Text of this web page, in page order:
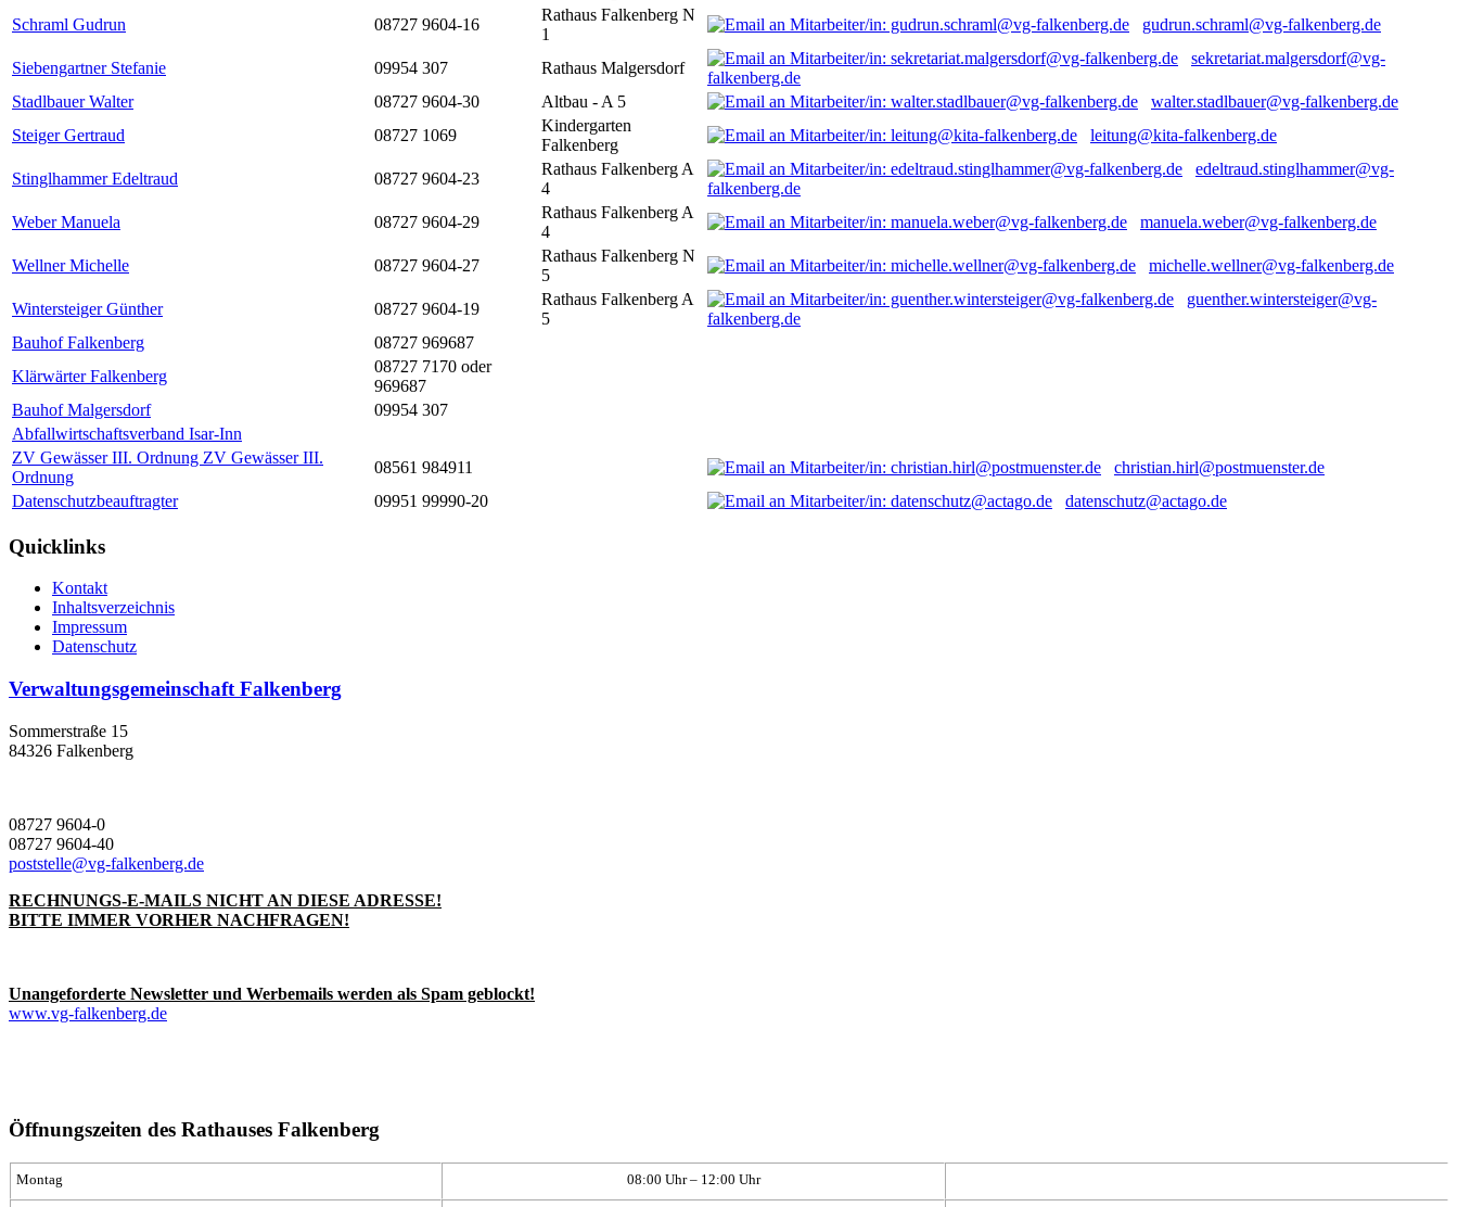
Schraml Gudrun 08727 9604-16
Rathaus Falkenberg N
1
gudrun.schraml@vg-falkenberg.de
Siebengartner Stefanie 09954 307 Rathaus Malgersdorf
sekretariat.malgersdorf@vg-
falkenberg.de
Stadlbauer Walter
08727 9604-30 Altbau - A 5
walter.stadlbauer@vg-falkenberg.de
Steiger Gertraud
08727 1069
Kindergarten
Falkenberg
leitung@kita-falkenberg.de
Stinglhammer Edeltraud 08727 9604-23
Rathaus Falkenberg A
4
edeltraud.stinglhammer@vg-
falkenberg.de
Weber Manuela
08727 9604-29
Rathaus Falkenberg A
4
manuela.weber@vg-falkenberg.de
Wellner Michelle 08727 9604-27
Rathaus Falkenberg N
5
michelle.wellner@vg-falkenberg.de
Wintersteiger Günther 08727 9604-19
Rathaus Falkenberg A
5
guenther.wintersteiger@vg-
falkenberg.de
Bauhof Falkenberg
08727 969687
Klärwärter Falkenberg
08727 7170 oder
969687
Bauhof Malgersdorf
09954 307
Abfallwirtschaftsverband Isar-Inn
ZV Gewässer III. Ordnung ZV Gewässer III.
Ordnung
08561 984911
christian.hirl@postmuenster.de
Datenschutzbeauftragter
09951 99990-20 datenschutz@actago.de
Quicklinks
Kontakt
Inhaltsverzeichnis
Impressum
Datenschutz
Verwaltungsgemeinschaft Falkenberg
Sommerstraße 15
84326 Falkenberg
08727 9604-0
08727 9604-40
poststelle@vg-falkenberg.de
RECHNUNGS-E-MAILS NICHT AN DIESE ADRESSE!
BITTE IMMER VORHER NACHFRAGEN!
Unangeforderte Newsletter und Werbemails werden als Spam geblockt!
www.vg-falkenberg.de
Öffnungszeiten des Rathauses Falkenberg
Montag 08:00 Uhr – 12:00 Uhr